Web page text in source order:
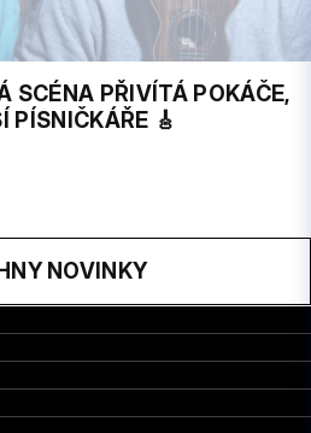
SCÉNA PŘIVÍTÁ POKÁČE,
PÍSNIČKÁŘE 🎸
NOVINKY